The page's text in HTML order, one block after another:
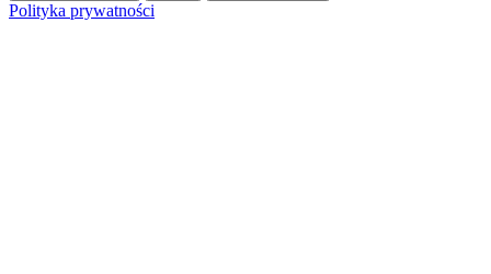
Polityka prywatności